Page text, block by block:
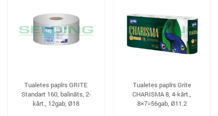
Tualetes papīrs GRITE
Standart 160, balināts, 2-
kārt., 12gab, Ø18
Tualetes papīrs Grite
CHARISMA 8, 4-kārt.,
8×7=56gab, Ø11.2